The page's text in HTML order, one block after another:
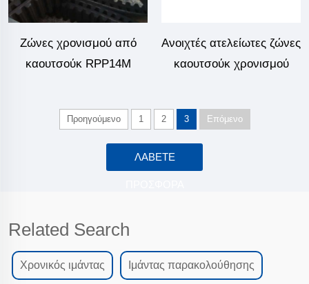
Ζώνες χρονισμού από
καουτσούκ RPP14M
Ανοιχτές ατελείωτες ζώνες
καουτσούκ χρονισμού
Προηγούμενο 1 2 3 Επόμενο
ΛΆΒΕΤΕ
Related Search
Χρονικός ιμάντας Ιμάντας παρακολούθησης